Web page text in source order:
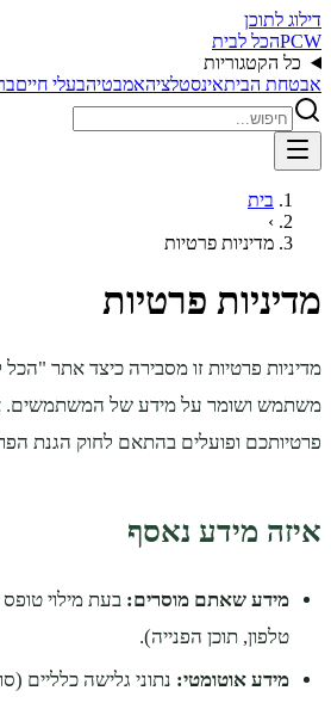
דילוג לתוכן
PCWהכל לבית
כל הקטגוריות
אבטחת הביתאינסטלציהאמבטיהבעלי חיים
בית
›
מדיניות פרטיות
מדיניות פרטיות
משתמש ושומר על מידע של המשתמשים.
פרטיותכם ופועלים בהתאם לחוק הגנת
איזה מידע נאסף
מידע שאתם מוסרים: בעת מילוי
טלפון, תוכן הפנייה).
מידע אוטומטי: נתוני גלישה כלליים